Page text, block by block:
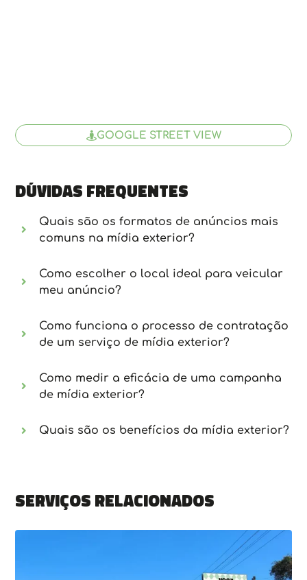
GOOGLE STREET VIEW
Dúvidas frequentes
Quais são os formatos de anúncios mais
comuns na mídia exterior?
Como escolher o local ideal para veicular
meu anúncio?
Como funciona o processo de contratação
de um serviço de mídia exterior?
Como medir a eficácia de uma campanha
de mídia exterior?
Quais são os benefícios da mídia exterior?
Serviços relacionados